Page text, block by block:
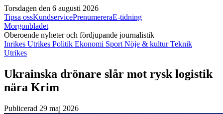
Torsdagen den 6 augusti 2026
Tipsa ossKundservicePrenumereraE-tidning
Morgonbladet
Oberoende nyheter och fördjupande journalistik
Inrikes Utrikes Politik Ekonomi Sport Nöje & kulturTeknik
Utrikes
Ukrainska drönare slår mot rysk logistik
nära Krim
Publicerad 29 maj 2026